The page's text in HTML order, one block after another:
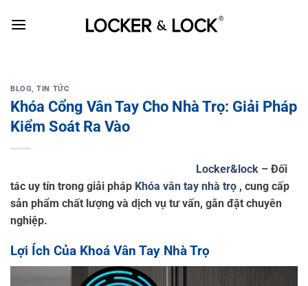
BLOG,TIN TỨC
Khóa Cổng Vân Tay Cho Nhà Trọ: Giải Pháp
Kiểm Soát Ra Vào
Locker&lock – Đối
tác uy tín trong giải pháp Khóa vân tay nhà trọ , cung cấp
sản phẩm chất lượng và dịch vụ tư vấn, gắn đặt chuyên
nghiệp.
Lợi Ích Của Khoá Vân Tay Nhà Trọ